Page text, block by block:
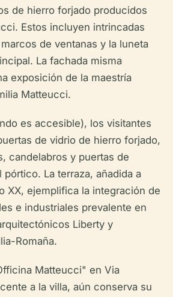
de hierro forjado producidos
Estos incluyen intrincadas
de ventanas y la luneta
La fachada misma
exposición de la maestría
Matteucci.
es accesible), los visitantes
de vidrio de hierro forjado,
candelabros y puertas de
La terraza, añadida a
XX, ejemplifica la integración de
e industriales prevalente en
Liberty y
Romaña.
Matteucci" en Via
a la villa, aún conserva su